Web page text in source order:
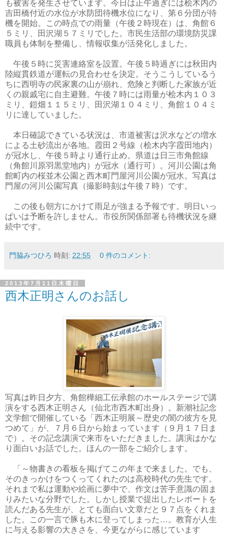
も被害を発生させています。今日は正午過ぎには桧木内の
吉田橋付近の水位が水防団待機水位になり、第６分団が待
機を開始。この時点での雨量（午後２時現在）は、角館６
５ミリ、田沢湖５７ミリでした。市民生活部の環境防災課
職員も体制を整備し、情報収集が活発化しました。
午後５時に災害連絡室を設置。午後５時過ぎには秋田内
陸縦貫鉄道が運転の見合わせを決定。そうこうしているう
ちに西明寺の民家裏の山が崩れ、危険と判断した家族が近
くの親戚宅に自主避難。午後７時には雨量が桧木内１０３
ミリ、鎧畑１１５ミリ、田沢湖１０４ミリ、角館１０４ミ
リに達していました。
本日確認できている状況は、市道被害は沢水などの増水
による土砂流出が各地。霞田２号線（桧木内字霞田地内）
が冠水し、午後５時より通行止め。県道は日三市角館線
（角館川原羽黒堂地内）が冠水（通行可）。河川公園は角
館町内の桜並木公園と西木町門屋河川公園が冠水。写真は
門屋の河川公園写真（撮影時刻は午後７時）です。
この後も朝方にかけて雨足が強まる予報です。明日いっ
ぱいは予断を許しません。市役所関係部署も待機状況を継
続中です。
門脇みつひろ 時刻: 22:55 0 件のコメント:
2013年7月11日木曜日
西木正明さんのお話し
写真は昨日夕方、角館樺細工伝承館のホールステージで講
演をする西木正明さん（仙北市西木町出身）。新潮社記念
文学館で開催している「西木正明展～歴史の闇の彼方を見
つめて」が、７月６日から始まっています（９月１７日ま
で）。その記念講演で来市をいただきました。講演はかな
り面白いお話でした。ほんの一部をご紹介します。
「～物書きの看板を掲げてこの年まで来ました。でも、
そのきっかけをつくってくれたのは高校時代の先生です。
それまで私は運動や絵画に夢中で、作文は苦手意識の固ま
りみたいな分野でした。しかし授業で提出したレポートを
読んだある先生が、とても面白い文章だと９７点をくれま
した。この一言で豚も木に登ってしまった…。教育が人生
に与える影響の大きさを、今更ながらに感じています